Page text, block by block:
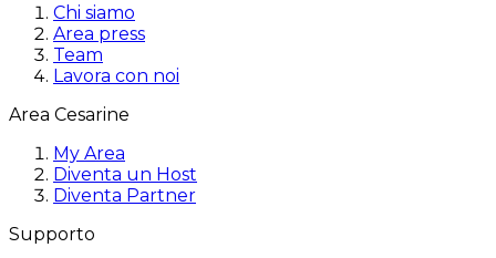
Chi siamo
Area press
Team
Lavora con noi
Area Cesarine
My Area
Diventa un Host
Diventa Partner
Supporto